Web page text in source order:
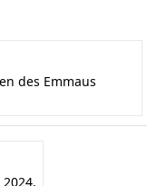
des Emmaus